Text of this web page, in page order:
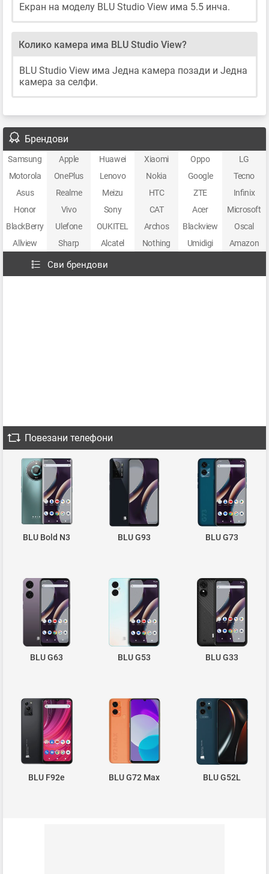
Екран на моделу BLU Studio View има 5.5 инча.
Колико камера има BLU Studio View?
BLU Studio View има Једна камера позади и Једна
камера за селфи.
Брендови
Samsung Apple Huawei Xiaomi Oppo
LG
Motorola
OnePlus Lenovo Nokia Google
Tecno
Asus
Realme Meizu HTC ZTE
Infinix
Honor
Vivo Sony CAT Acer
Microsoft
BlackBerry
Ulefone OUKITEL Archos Blackview
Oscal
Allview
Sharp Alcatel Nothing Umidigi Amazon
Сви брендови
Повезани телефони
BLU Bold N3 BLU G93 BLU G73
BLU G63 BLU G53 BLU G33
BLU F92e BLU G72 Max BLU G52L